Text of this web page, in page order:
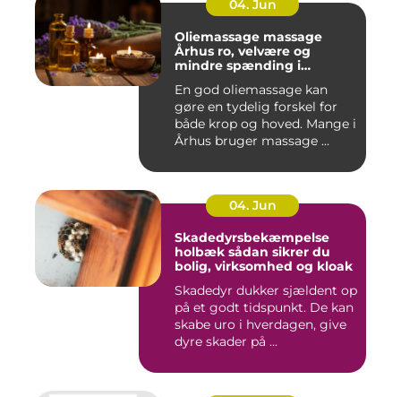
04. Jun
Oliemassage massage
Århus ro, velvære og
mindre spænding i
En god oliemassage kan
gøre en tydelig forskel for
både krop og hoved. Mange i
Århus bruger massage ...
04. Jun
Skadedyrsbekæmpelse
holbæk sådan sikrer du
bolig, virksomhed og kloak
Skadedyr dukker sjældent op
på et godt tidspunkt. De kan
skabe uro i hverdagen, give
dyre skader på ...